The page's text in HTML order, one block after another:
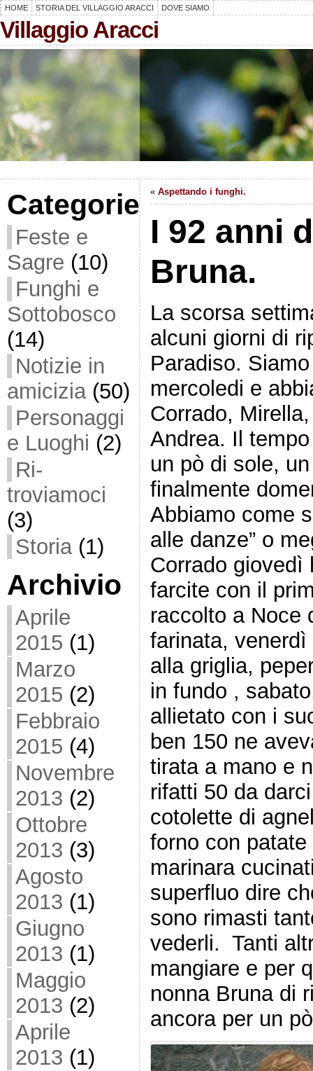
HOME STORIA DEL VILLAGGIO ARACCI DOVE SIAMO
Villaggio Aracci
Categorie
Feste e
Sagre (10)
Funghi e
Sottobosco
(14)
Notizie in
amicizia(50)
Personaggi
e Luoghi (2)
Ri-
troviamoci
(3)
Storia(1)
Archivio
Aprile
2015 (1)
Marzo
2015 (2)
Febbraio
2015 (4)
Novembre
2013 (2)
Ottobre
2013 (3)
Agosto
2013 (1)
Giugno
2013 (1)
Maggio
2013 (2)
Aprile
2013 (1)
« Aspettando i funghi.
I 92 anni
Bruna.
La scorsa
alcuni giorni di
Paradiso.
mercoledi e
Corrado,
Andrea. Il
un pò di sole,
finalmente
Abbiamo come
alle danze” o
Corrado giovedì
farcite con il
raccolto a Noce
farinata,
alla griglia,
in fundo ,
allietato con i
ben 150 ne
tirata a mano e
rifatti 50 da
cotolette di
forno con
marinara
superfluo dire
sono rimasti
vederli. Tanti
mangiare e per
nonna Bruna di
ancora per un